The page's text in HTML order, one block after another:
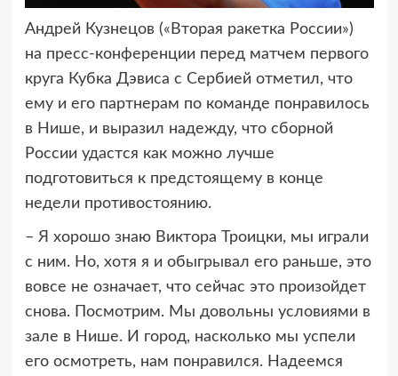
Андрей Кузнецов («Вторая ракетка России»)
на пресс-конференции перед матчем первого
круга Кубка Дэвиса с Сербией отметил, что
ему и его партнерам по команде понравилось
в Нише, и выразил надежду, что сборной
России удастся как можно лучше
подготовиться к предстоящему в конце
недели противостоянию.
– Я хорошо знаю Виктора Троицки, мы играли
с ним. Но, хотя я и обыгрывал его раньше, это
вовсе не означает, что сейчас это произойдет
снова. Посмотрим. Мы довольны условиями в
зале в Нише. И город, насколько мы успели
его осмотреть, нам понравился. Надеемся